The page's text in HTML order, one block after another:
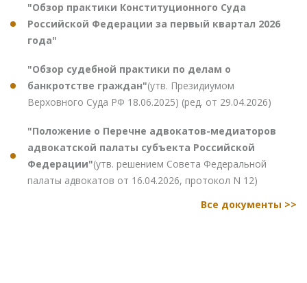
"Обзор практики Конституционного Суда
Российской Федерации за первый квартал 2026
года"
"Обзор судебной практики по делам о
банкротстве граждан"(утв. Президиумом
Верховного Суда РФ 18.06.2025) (ред. от 29.04.2026)
"Положение о Перечне адвокатов-медиаторов
адвокатской палаты субъекта Российской
Федерации"(утв. решением Совета Федеральной
палаты адвокатов от 16.04.2026, протокол N 12)
Все документы >>